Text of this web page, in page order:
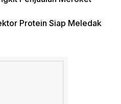
Protein Siap Meledak